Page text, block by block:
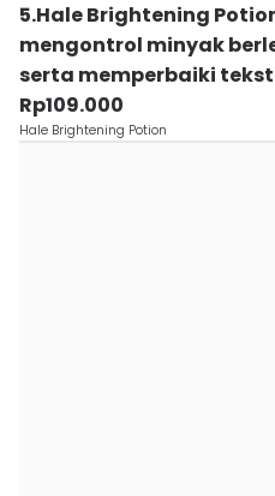
5.Hale Brightening
mengontrol minyak
serta memperbaiki
Rp109.000
Hale Brightening Potion